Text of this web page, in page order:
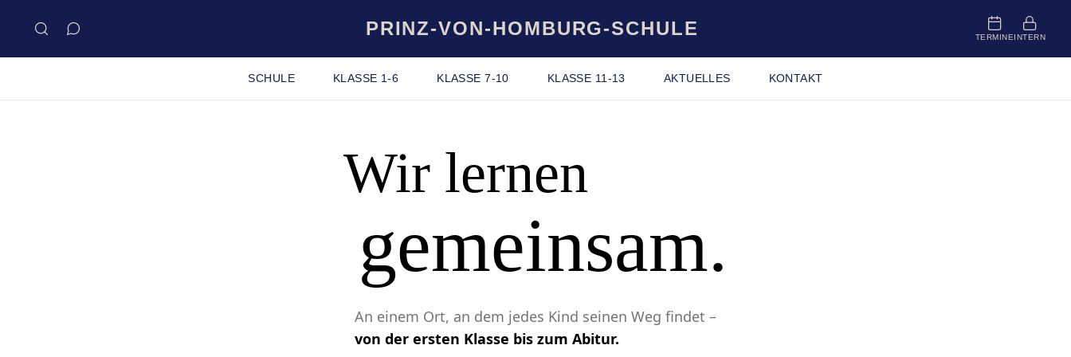
PRINZ-VON-HOMBURG-SCHULE TERMINEINTERN
SCHULE KLASSE 1-6 KLASSE 7-10 KLASSE 11-13 AKTUELLES KONTAKT
Wir lernen
gemeinsam.
An einem Ort, an dem jedes Kind seinen Weg findet –
von der ersten Klasse bis zum Abitur.